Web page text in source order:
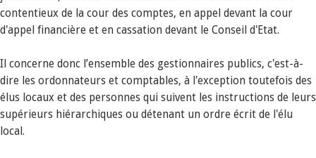
contentieux de la cour des comptes, en appel devant la cour
d'appel financière et en cassation devant le Conseil d'Etat.
Il concerne donc l’ensemble des gestionnaires publics, c'est-à-
dire les ordonnateurs et comptables, à l'exception toutefois des
élus locaux et des personnes qui suivent les instructions de leurs
supérieurs hiérarchiques ou détenant un ordre écrit de l'élu
local.